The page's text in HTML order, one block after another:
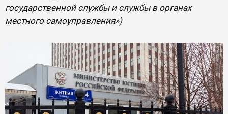
государственной службы и службы в органах
местного самоуправления»)